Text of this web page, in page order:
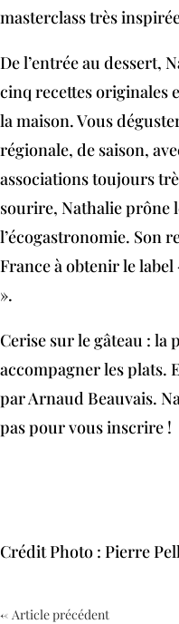
masterclass très
De l’entrée au dessert,
cinq recettes originales
la maison. Vous
régionale, de saison,
associations toujours
sourire, Nathalie prône
l’écogastronomie. Son
France à obtenir le
».
Cerise sur le gâteau :
accompagner les plats.
par Arnaud Beauvais.
pas pour vous inscrire !
Crédit Photo : Pierre
← Article précédent